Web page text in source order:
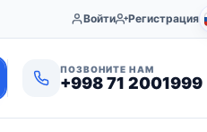
Войти Регистрация
ПОЗВОНИТЕ НАМ
+998 71 2001999